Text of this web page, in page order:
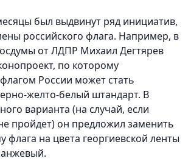
был выдвинут ряд инициатив,
российского флага. Например, в
от ЛДПР Михаил Дегтярев
по которому
России может стать
желто-белый штандарт. В
варианта (на случай, если
пройдет) он предложил заменить
флага на цвета георгиевской ленты